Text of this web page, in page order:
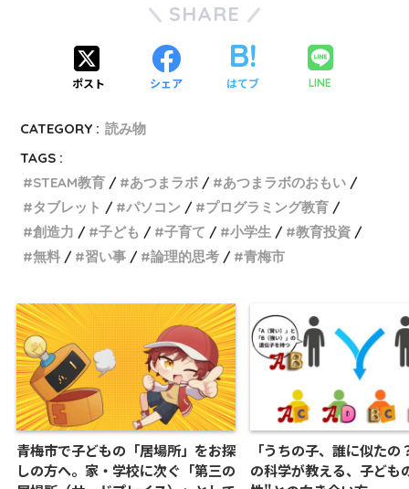
SHARE
ポスト シェア はてブ LINE
CATEGORY : 読み物
TAGS :
STEAM教育
あつまラボ
あつまラボのおもい
タブレット
パソコン
プログラミング教育
創造力
子ども 子育て 小学生
教育投資
無料
習い事 論理的思考 青梅市
青梅市で子どもの「居場所」をお探
しの方へ。家・学校に次ぐ「第三の
「うちの子、誰に似たの
の科学が教える、子ども